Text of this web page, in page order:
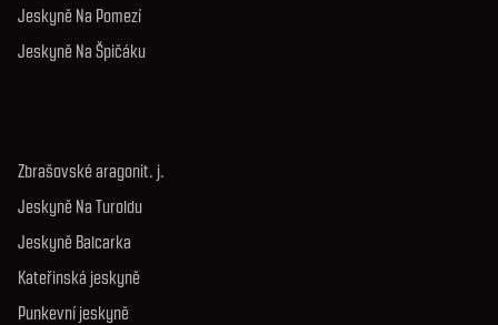
Jeskyně Na Pomezí
Jeskyně Na Špičáku
Zbrašovské aragonit. j.
Jeskyně Na Turoldu
Jeskyně Balcarka
Kateřinská jeskyně
Punkevní jeskyně